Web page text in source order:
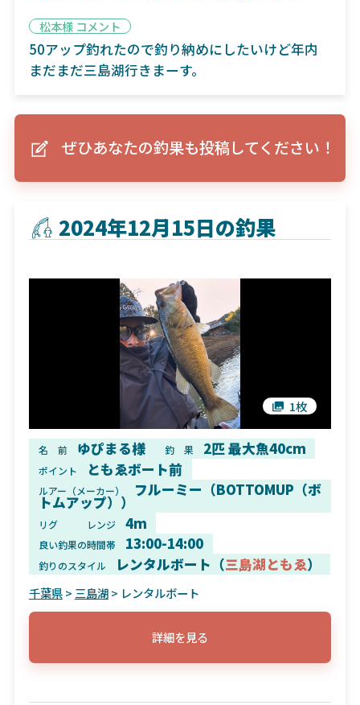
松本様 コメント
50アップ釣れたので釣り納めにしたいけど年内
まだまだ三島湖行きまーす。
ぜひあなたの釣果も投稿してください！
2024年12月15日の釣果
1枚
名 前 ゆぴまる様 釣 果 2匹 最大魚40cm
ポイント ともゑボート前
ルアー（メーカー） フルーミー（BOTTOMUP（ボ
トムアップ））
リグ レンジ 4m
良い釣果の時間帯 13:00-14:00
釣りのスタイル レンタルボート（三島湖ともゑ）
千葉県> 三島湖> レンタルボート
詳細を見る